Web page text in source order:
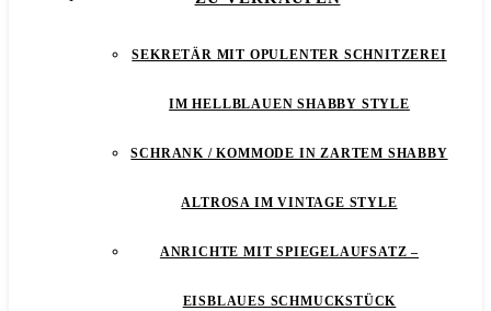
SEKRETÄR MIT OPULENTER SCHNITZEREI
IM HELLBLAUEN SHABBY STYLE
SCHRANK / KOMMODE IN ZARTEM SHABBY
ALTROSA IM VINTAGE STYLE
ANRICHTE MIT SPIEGELAUFSATZ –
EISBLAUES SCHMUCKSTÜCK